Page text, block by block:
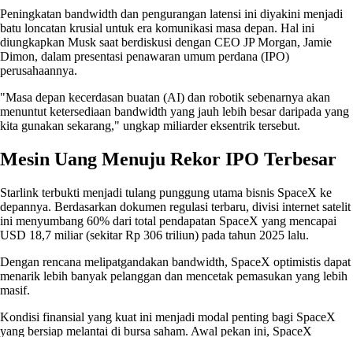
Peningkatan bandwidth dan pengurangan latensi ini diyakini menjadi
batu loncatan krusial untuk era komunikasi masa depan. Hal ini
diungkapkan Musk saat berdiskusi dengan CEO JP Morgan, Jamie
Dimon, dalam presentasi penawaran umum perdana (IPO)
perusahaannya.
"Masa depan kecerdasan buatan (AI) dan robotik sebenarnya akan
menuntut ketersediaan bandwidth yang jauh lebih besar daripada yang
kita gunakan sekarang," ungkap miliarder eksentrik tersebut.
Mesin Uang Menuju Rekor IPO Terbesar
Starlink terbukti menjadi tulang punggung utama bisnis SpaceX ke
depannya. Berdasarkan dokumen regulasi terbaru, divisi internet satelit
ini menyumbang 60% dari total pendapatan SpaceX yang mencapai
USD 18,7 miliar (sekitar Rp 306 triliun) pada tahun 2025 lalu.
Dengan rencana melipatgandakan bandwidth, SpaceX optimistis dapat
menarik lebih banyak pelanggan dan mencetak pemasukan yang lebih
masif.
Kondisi finansial yang kuat ini menjadi modal penting bagi SpaceX
yang bersiap melantai di bursa saham. Awal pekan ini, SpaceX